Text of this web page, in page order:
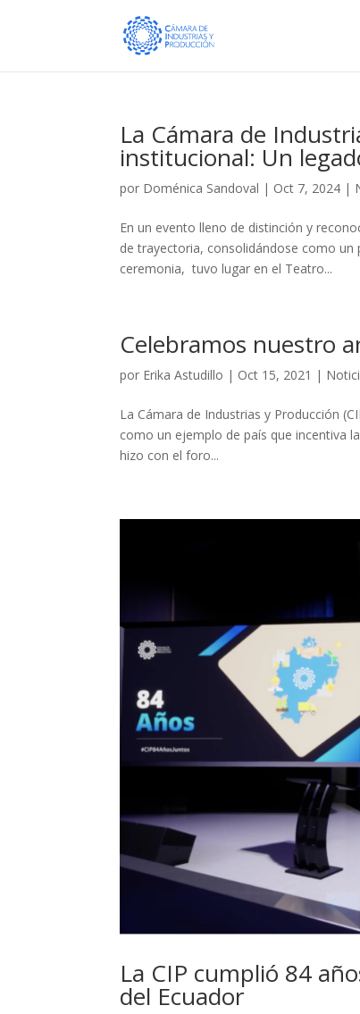
La Cámara de
institucional: Un
por Doménica Sandoval | Oct 7, 2024 |
En un evento lleno de distinción y
de trayectoria, consolidándose como un
ceremonia, tuvo lugar en el Teatro...
Celebramos nuestro
por Erika Astudillo | Oct 15, 2021 |
La Cámara de Industrias y Producción
como un ejemplo de país que incentiva
hizo con el foro...
La CIP cumplió 84
del Ecuador